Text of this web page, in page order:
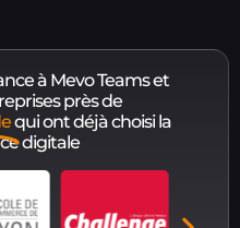
à Mevo Teams et
près de
qui ont déjà choisi la
digitale